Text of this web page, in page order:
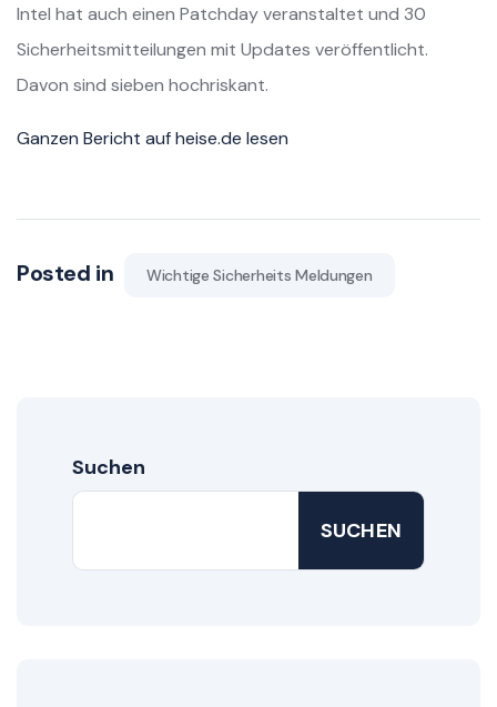
Intel hat auch einen Patchday veranstaltet und 30
Sicherheitsmitteilungen mit Updates veröffentlicht.
Davon sind sieben hochriskant.
Ganzen Bericht auf heise.de lesen
Posted in Wichtige Sicherheits Meldungen
Suchen
SUCHEN